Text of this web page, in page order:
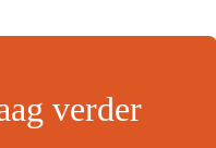
verder